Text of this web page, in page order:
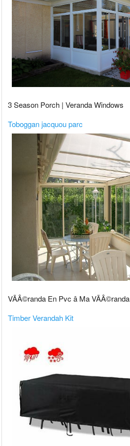
3 Season Porch | Veranda Windows
Toboggan jacquou parc
VÃÂ©randa En Pvc â Ma VÃÂ©randa
Timber Verandah Kit